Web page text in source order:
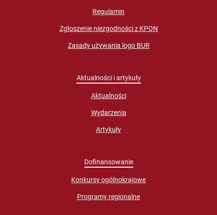
Regulamin
Zgłoszenie niezgodności z KPON
Zasady używania logo BUR
Aktualności i artykuły
Aktualności
Wydarzenia
Artykuły
Dofinansowanie
Konkursy ogólnokrajowe
Programy regionalne